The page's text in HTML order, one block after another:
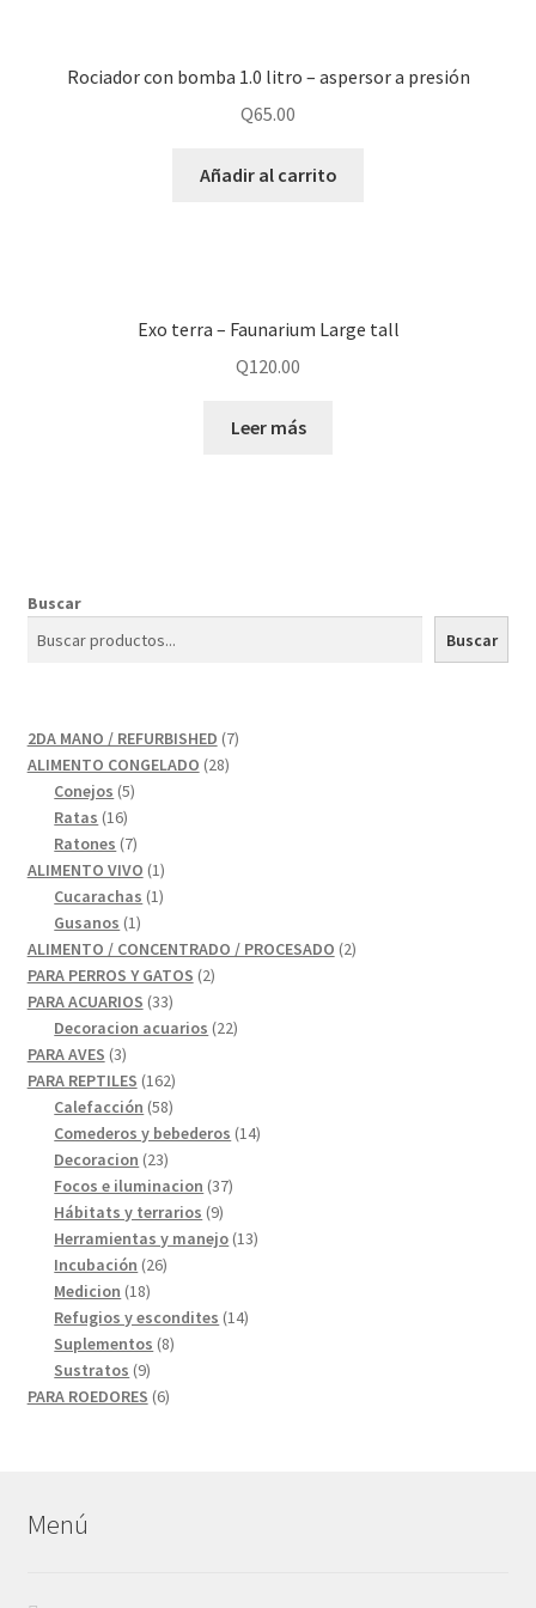
Rociador con bomba 1.0 litro – aspersor a presión
Q65.00
Añadir al carrito
Exo terra – Faunarium Large tall
Q120.00
Leer más
Buscar
Buscar
2DA MANO / REFURBISHED 77
ALIMENTO CONGELADO 2828
Conejos 55
Ratas 1616
productos
Ratones 77
productos
ALIMENTO VIVO 11
producto
Cucarachas 11
Gusanos 11
producto
ALIMENTO / CONCENTRADO / PROCESADO 22
PARA PERROS Y GATOS 22
PARA ACUARIOS 3333
productos
Decoracion acuarios 2222
PARA AVES 33
productos
PARA REPTILES 162162
productos
Calefacción 5858
productos
Comederos y bebederos 1414
Decoracion 2323
productos
Focos e iluminacion 3737
Hábitats y terrarios 99
productos
Herramientas y manejo 1313
Incubación 2626
Medicion 1818
productos
Refugios y escondites 1414
Suplementos 88
Sustratos 99
productos
PARA ROEDORES 66
Menú